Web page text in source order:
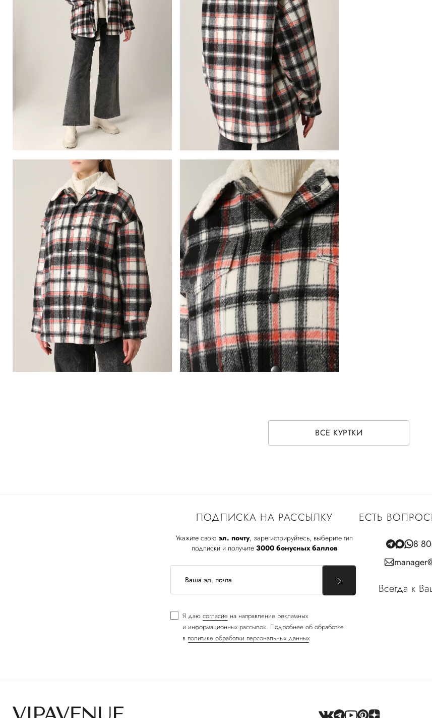
ВСЕ КУРТКИ
ПОДПИСКА НА РАССЫЛКУ
Укажите свою эл. почту, зарегистрируйтесь, выберите тип
подписки и получите 3000 бонусных баллов
Я даю согласие на направление рекламных
и информационных рассылок. Подробнее об обработке
в политике обработки персональных данных
ЕСТЬ
8
Всегда к